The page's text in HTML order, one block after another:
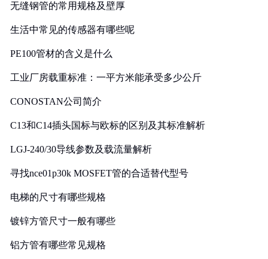
无缝钢管的常用规格及壁厚
生活中常见的传感器有哪些呢
PE100管材的含义是什么
工业厂房载重标准：一平方米能承受多少公斤
CONOSTAN公司简介
C13和C14插头国标与欧标的区别及其标准解析
LGJ-240/30导线参数及载流量解析
寻找nce01p30k MOSFET管的合适替代型号
电梯的尺寸有哪些规格
镀锌方管尺寸一般有哪些
铝方管有哪些常见规格